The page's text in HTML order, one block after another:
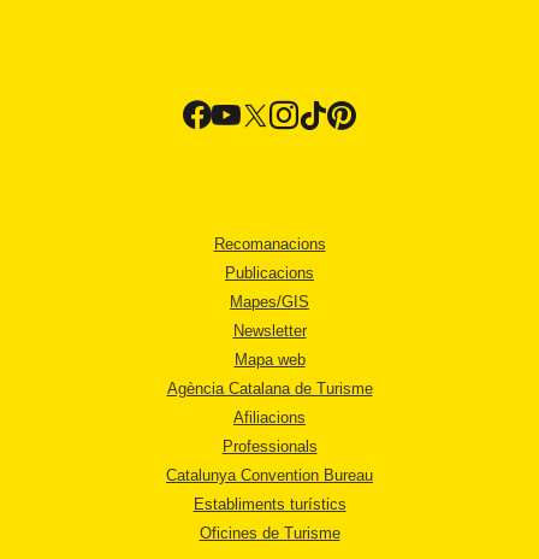
Recomanacions
Publicacions
Mapes/GIS
Newsletter
Mapa web
Agència Catalana de Turisme
Afiliacions
Professionals
Catalunya Convention Bureau
Establiments turístics
Oficines de Turisme